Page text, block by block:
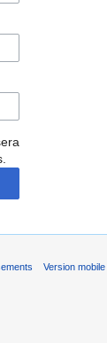
Version mobile